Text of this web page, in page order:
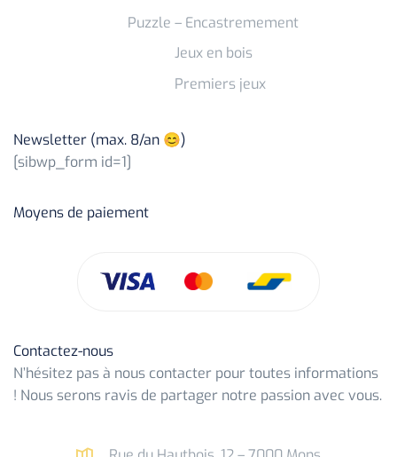
Puzzle – Encastremement
Jeux en bois
Premiers jeux
Newsletter (max. 8/an 😊)
[sibwp_form id=1]
Moyens de paiement
Contactez-nous
N’hésitez pas à nous contacter pour toutes informations
! Nous serons ravis de partager notre passion avec vous.